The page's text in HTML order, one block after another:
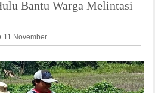
Bantu Warga Melintasi
11 November